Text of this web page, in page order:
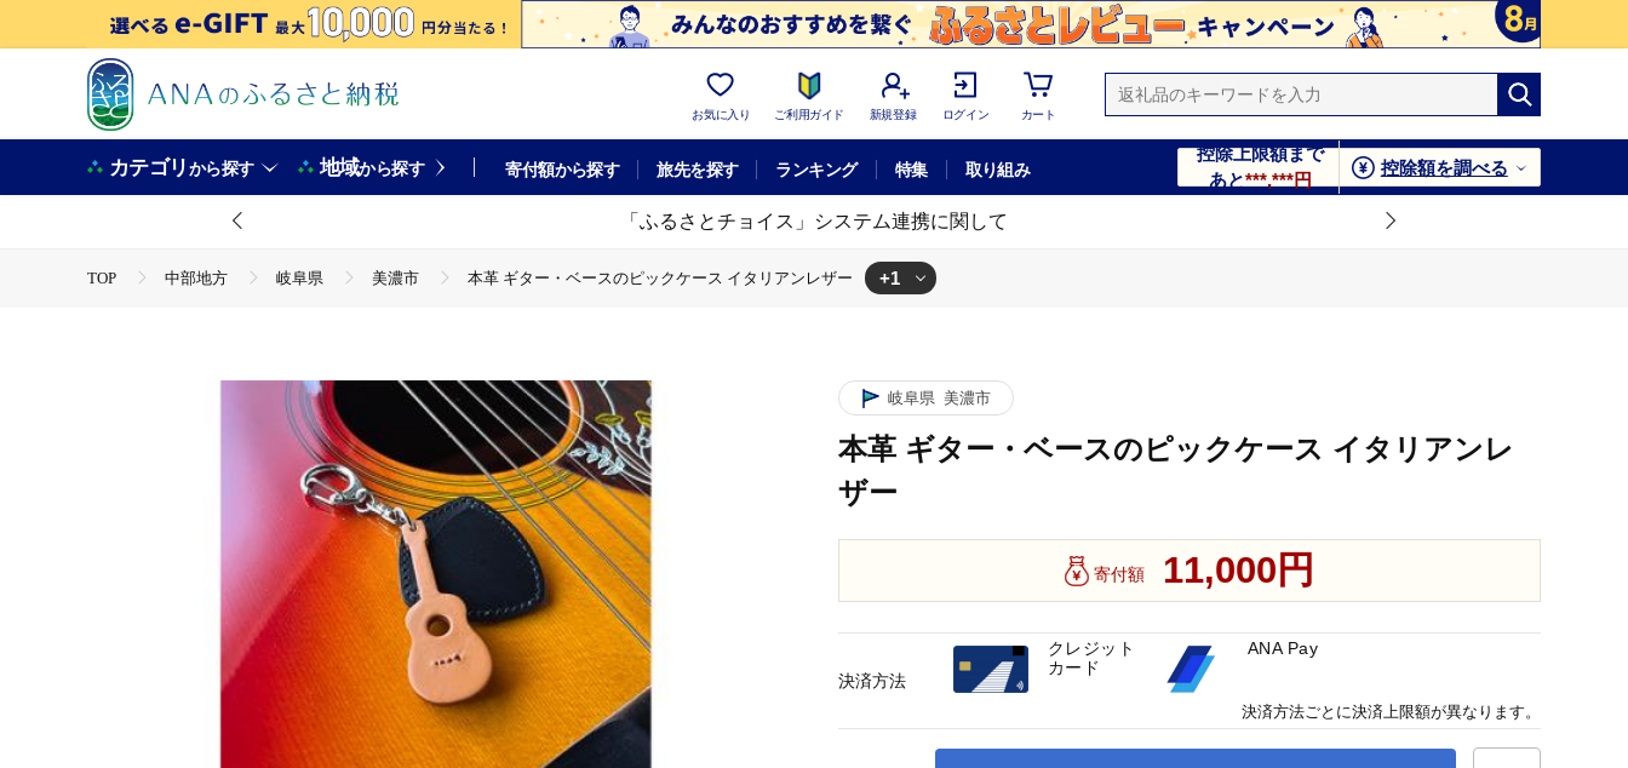
お気に入り ご利用ガイド 新規登録 ログイン カート
カテゴリから探す 地域から探す 寄付額から探す 旅先を探す ランキング 特集 取り組み
控除上限額まで
あと***,***円
控除額を調べる
「ふるさとチョイス」システム連携に関して
TOP 中部地方 岐阜県 美濃市 本革 ギター・ベースのピックケース イタリアンレザー +1
岐阜県 美濃市
本革 ギター・ベースのピックケース イタリアンレ
ザー
寄付額 11,000円
決済方法
クレジット
カード
ANA Pay
決済方法ごとに決済上限額が異なります。